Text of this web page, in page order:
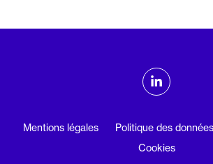
ADMTV sur les réseaux sociaux
Linkedin
Mentions légales
Politique des
Cookies